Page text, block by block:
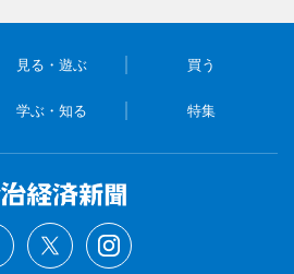
見る・遊ぶ 買う
学ぶ・知る 特集